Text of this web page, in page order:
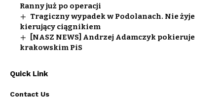
Ranny już po operacji
Tragiczny wypadek w Podolanach. Nie żyje
kierujący ciągnikiem
[NASZ NEWS] Andrzej Adamczyk pokieruje
krakowskim PiS
Quick Link
Contact Us